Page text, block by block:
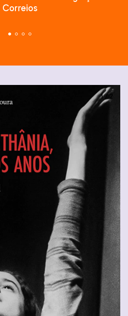
Correios
1/